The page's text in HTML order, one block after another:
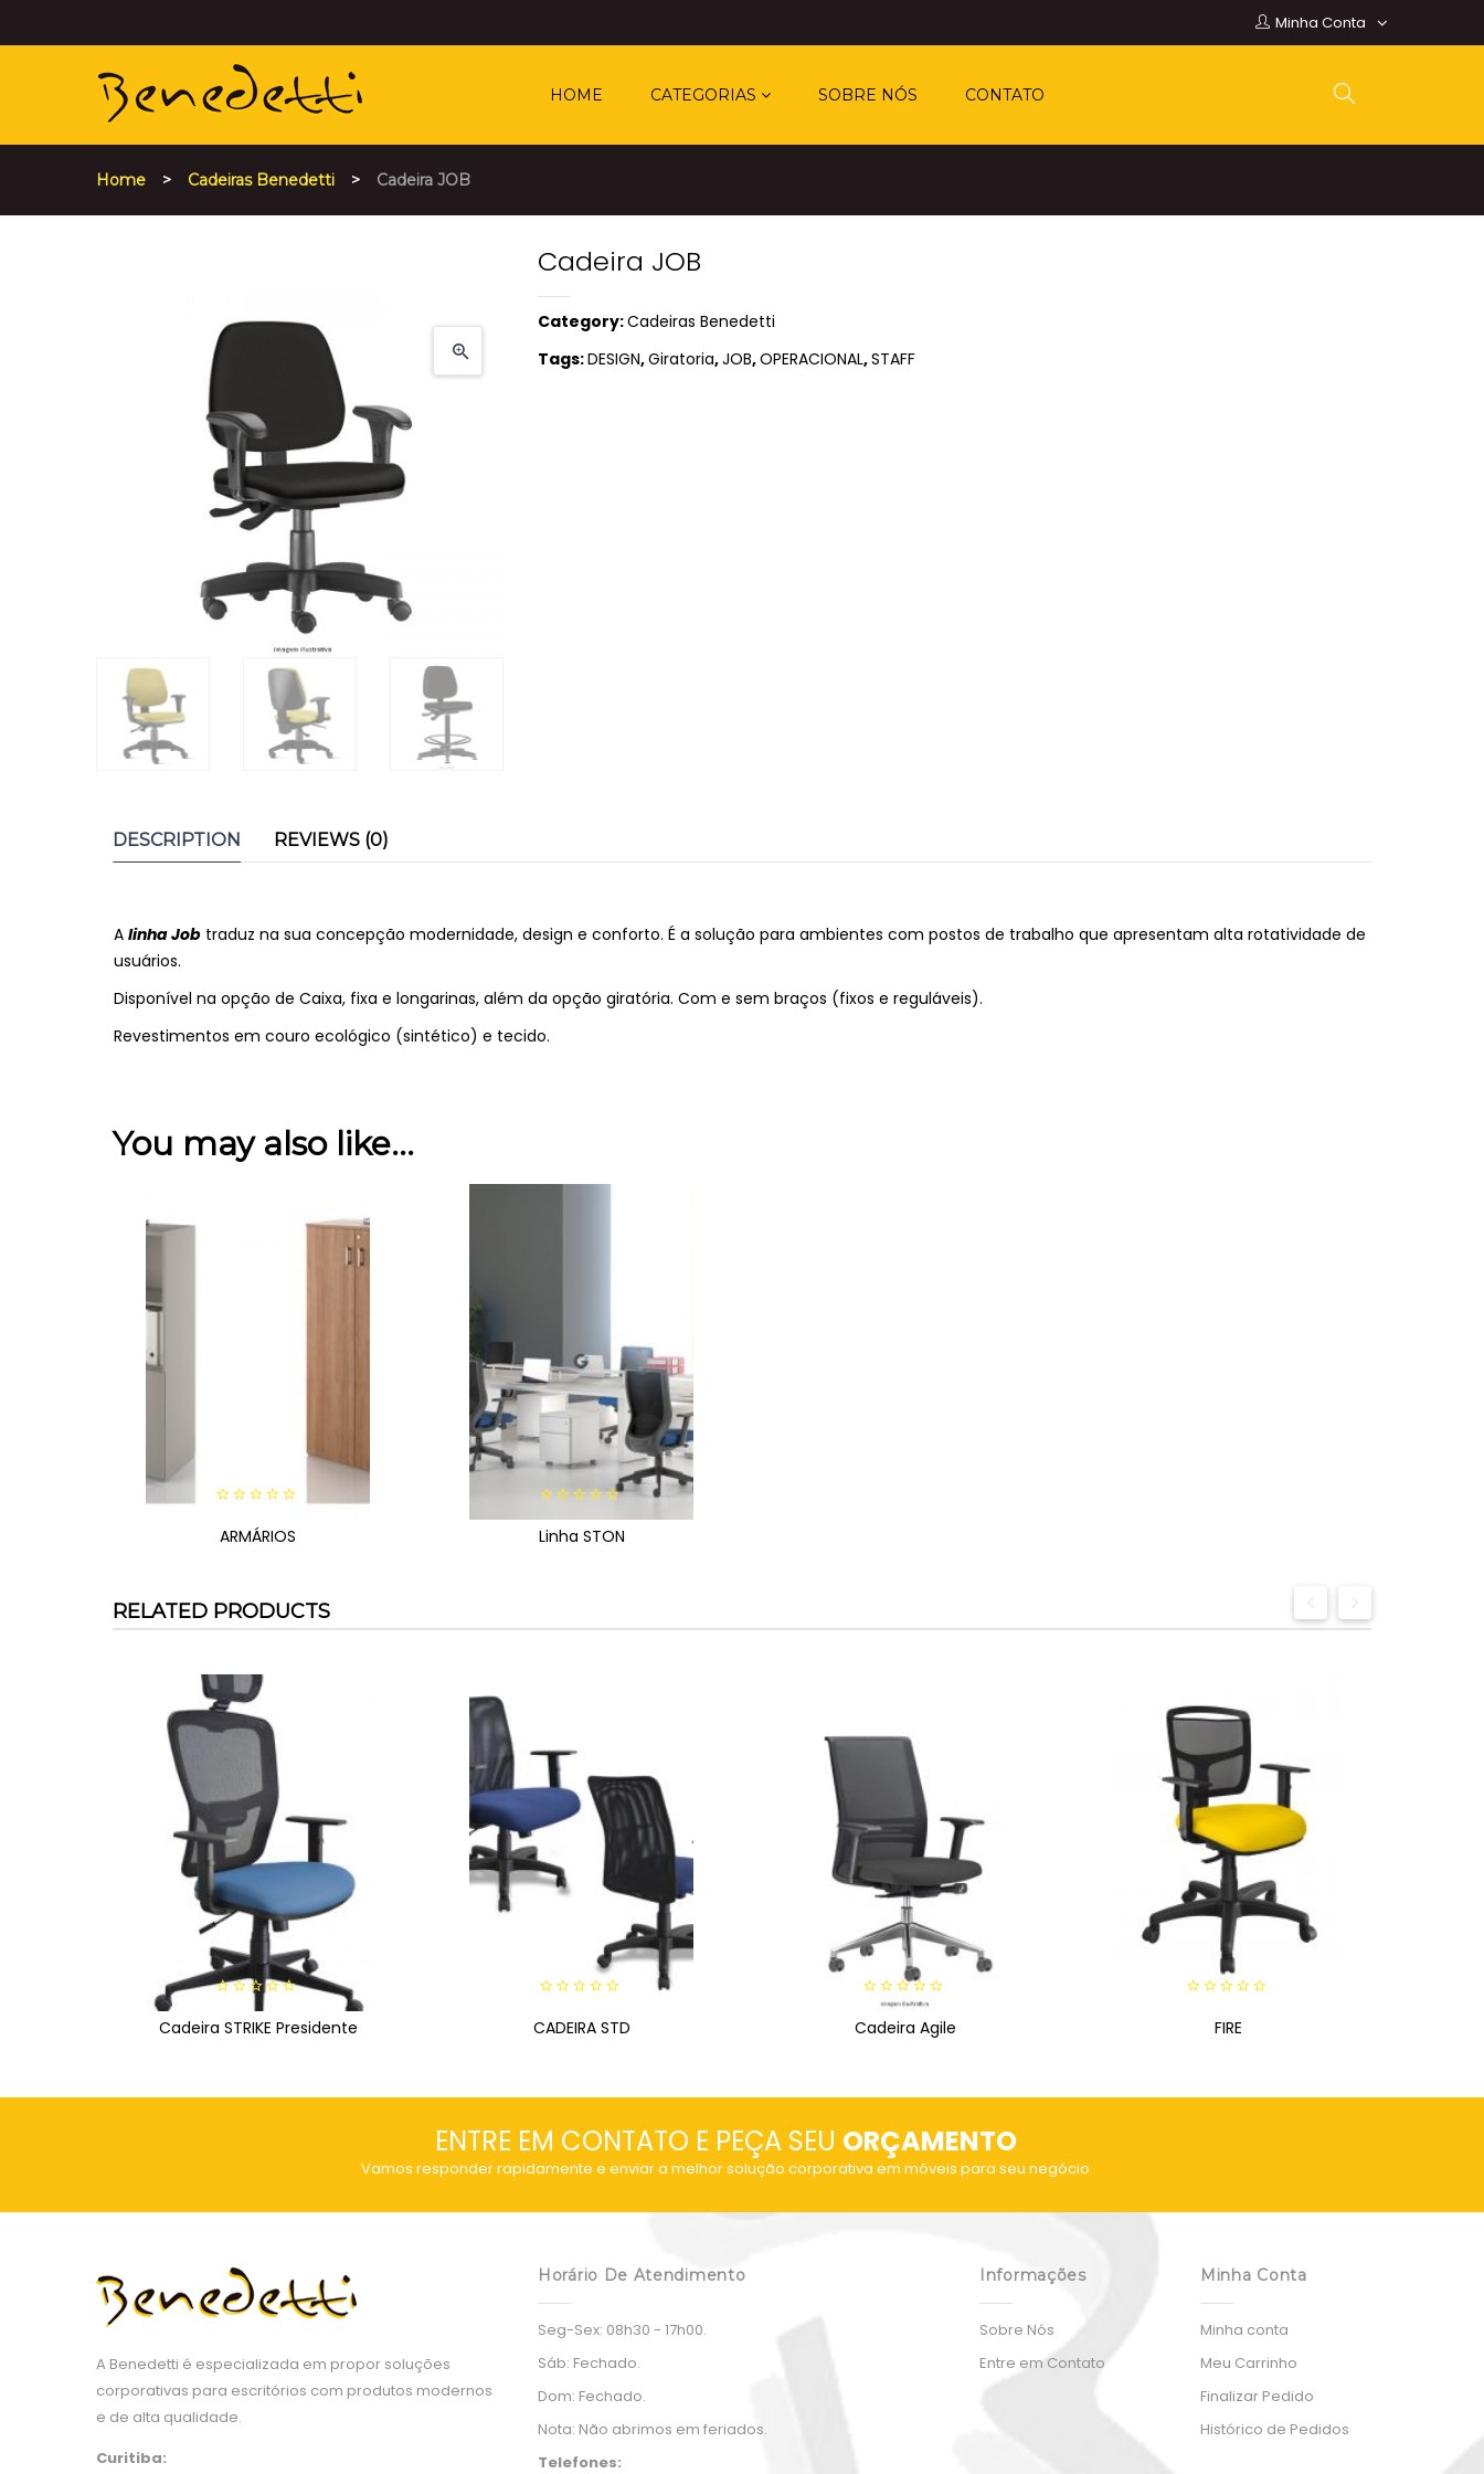
Minha Conta
HOME CATEGORIAS SOBRE NÓS CONTATO
Home > Cadeiras Benedetti > Cadeira JOB
Cadeira JOB
Category:Cadeiras Benedetti
Tags:DESIGN,Giratoria,JOB,OPERACIONAL,STAFF
DESCRIPTION REVIEWS (0)
A linha Job traduz na sua concepção modernidade, design e conforto. É a solução para ambientes com postos de trabalho que apresentam alta rotatividade de
usuários.
Disponível na opção de Caixa, fixa e longarinas, além da opção giratória. Com e sem braços (fixos e reguláveis).
Revestimentos em couro ecológico (sintético) e tecido.
You may also like…
out
ARMÁRIOS
0
out
Linha STON
RELATED PRODUCTS
out
Cadeira STRIKE Presidente
out
CADEIRA STD
out
Cadeira Agile FIRE
ENTRE EM CONTATO E PEÇA SEU ORÇAMENTO
Vamos responder rapidamente e enviar a melhor solução corporativa em móveis para seu negócio
A Benedetti é especializada em propor soluções
corporativas para escritórios com produtos modernos
e de alta qualidade.
Curitiba:
Horário De Atendimento
Seg-Sex: 08h30 - 17h00.
Sáb: Fechado.
Dom: Fechado.
Nota: Não abrimos em feriados.
Telefones:
Informações
Sobre Nós
Entre em Contato
Minha Conta
Minha conta
Meu Carrinho
Finalizar Pedido
Histórico de Pedidos